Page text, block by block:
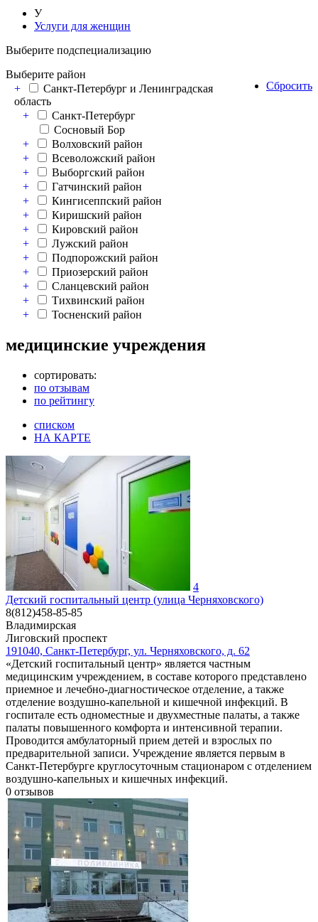
У
Услуги для женщин
Выберите подспециализацию
Сбросить
Выберите район
+
Санкт-Петербург и Ленинградская
область
+
Санкт-Петербург
Сосновый Бор
+
Волховский район
+
Всеволожский район
+
Выборгский район
+
Гатчинский район
+
Кингисеппский район
+
Киришский район
+
Кировский район
+
Лужский район
+
Подпорожский район
+
Приозерский район
+
Сланцевский район
+
Тихвинский район
+
Тосненский район
медицинские учреждения
сортировать:
по отзывам
по рейтингу
списком
НА КАРТЕ
4
Детский госпитальный центр (улица Черняховского)
8(812)458-85-85
Владимирская
Лиговский проспект
191040, Санкт-Петербург, ул. Черняховского, д. 62
«Детский госпитальный центр» является частным
медицинским учреждением, в составе которого представлено
приемное и лечебно-диагностическое отделение, а также
отделение воздушно-капельной и кишечной инфекций. В
госпитале есть одноместные и двухместные палаты, а также
палаты повышенного комфорта и интенсивной терапии.
Проводится амбулаторный прием детей и взрослых по
предварительной записи. Учреждение является первым в
Санкт-Петербурге круглосуточным стационаром с отделением
воздушно-капельных и кишечных инфекций.
0 отзывов